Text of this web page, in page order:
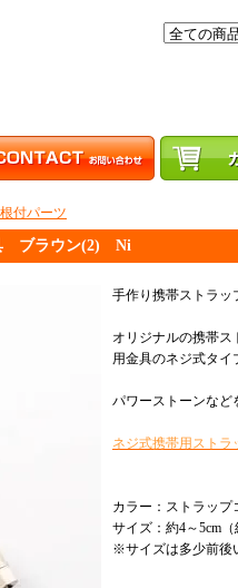
付パーツ
ブラウン(2) Ni
手作り携帯ストラ
オリジナルの携帯
用金具のネジ式タイ
パワーストーンなど
ネジ式携帯用ストラ
カラー：ストラッ
サイズ：約4～5cm（
※サイズは多少前後